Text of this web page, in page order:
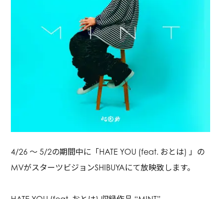
4/26 ～ 5/2の期間中に「HATE YOU (feat. おとは) 」の
MVがスターツビジョンSHIBUYAにて放映致します。